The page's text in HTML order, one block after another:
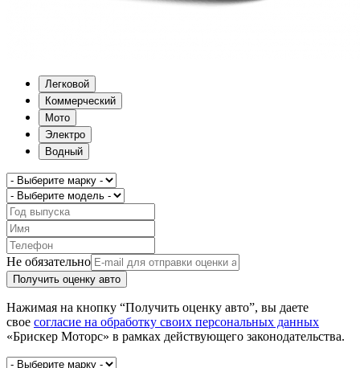
Легковой
Коммерческий
Мото
Электро
Водный
Не обязательно
Получить оценку авто
Нажимая на кнопку “Получить оценку авто”, вы даете
свое согласие на обработку своих персональных данных
«Брискер Моторс» в рамках действующего законодательства.